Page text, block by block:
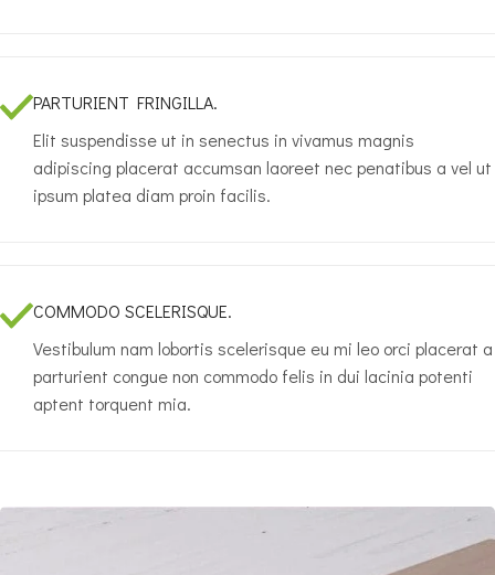
PARTURIENT FRINGILLA.
Elit suspendisse ut in senectus in vivamus magnis
adipiscing placerat accumsan laoreet nec penatibus a vel ut
ipsum platea diam proin facilis.
COMMODO SCELERISQUE.
Vestibulum nam lobortis scelerisque eu mi leo orci placerat a
parturient congue non commodo felis in dui lacinia potenti
aptent torquent mia.